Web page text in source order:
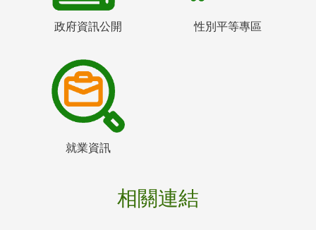
政府資訊公開 性別平等專區
就業資訊
相關連結